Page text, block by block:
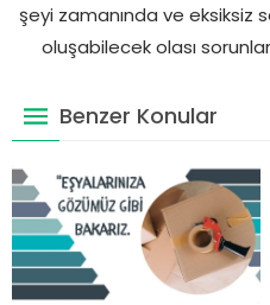
şeyi zamanında ve eksiksiz
oluşabilecek olası
Benzer Konular